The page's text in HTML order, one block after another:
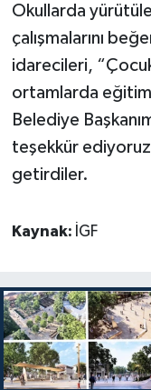
Okullarda
çalışmalarını
idarecileri,
ortamlarda eğitim
Belediye
teşekkür
getirdiler.
Kaynak: İGF